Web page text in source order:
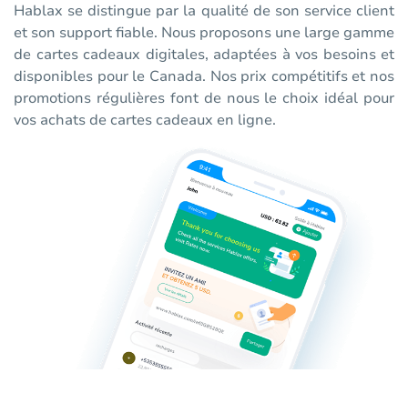
Hablax se distingue par la qualité de son service client
et son support fiable. Nous proposons une large gamme
de cartes cadeaux digitales, adaptées à vos besoins et
disponibles pour le Canada. Nos prix compétitifs et nos
promotions régulières font de nous le choix idéal pour
vos achats de cartes cadeaux en ligne.